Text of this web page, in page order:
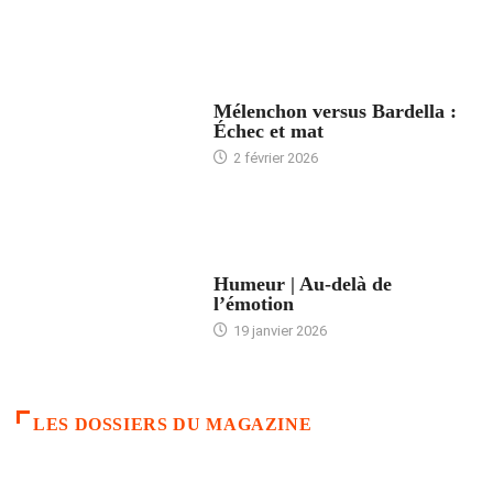
Mélenchon versus Bardella :
Échec et mat
2 février 2026
Humeur | Au-delà de
l’émotion
19 janvier 2026
LES DOSSIERS DU MAGAZINE